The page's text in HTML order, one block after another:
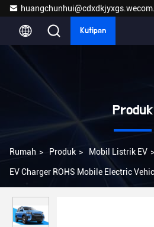
Kutipan
Produk
Rumah > Produk > Mobil Listrik EV >
EV Charger ROHS Mobile Electric